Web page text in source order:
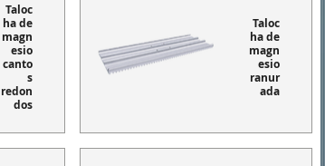
Taloc
ha de
magn
esio
canto
s
redon
dos
Taloc
ha de
magn
esio
ranur
ada